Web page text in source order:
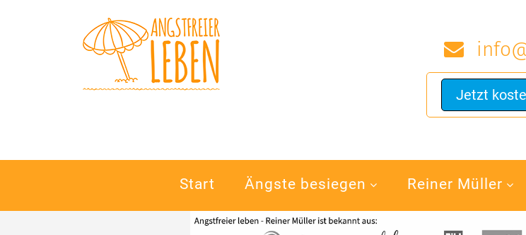
Jetzt
Navigation
Start Ängste besiegen Reiner Müller